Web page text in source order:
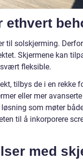
ethvert
til solskjerming.
Skjermene kan
fleksible.
tilbys de i en rekke
eller mer
som møter
til å inkorporere
med